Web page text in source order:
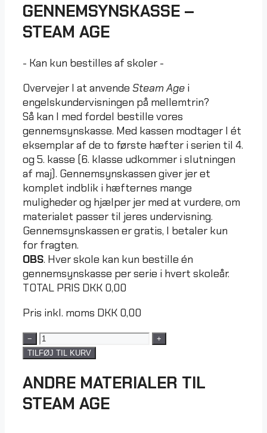
GENNEMSYNSKASSE –
STEAM AGE
- Kan kun bestilles af skoler -
Overvejer I at anvende Steam Age i
engelskundervisningen på mellemtrin?
Så kan I med fordel bestille vores
gennemsynskasse. Med kassen modtager I ét
eksemplar af de to første hæfter i serien til 4.
og 5. kasse (6. klasse udkommer i slutningen
af maj). Gennemsynskassen giver jer et
komplet indblik i hæfternes mange
muligheder og hjælper jer med at vurdere, om
materialet passer til jeres undervisning.
Gennemsynskassen er gratis, I betaler kun
for fragten.
OBS. Hver skole kan kun bestille én
gennemsynskasse per serie i hvert skoleår.
TOTAL PRIS DKK 0,00
Pris inkl. moms DKK 0,00
−
+
TILFØJ TIL KURV
ANDRE MATERIALER TIL
STEAM AGE